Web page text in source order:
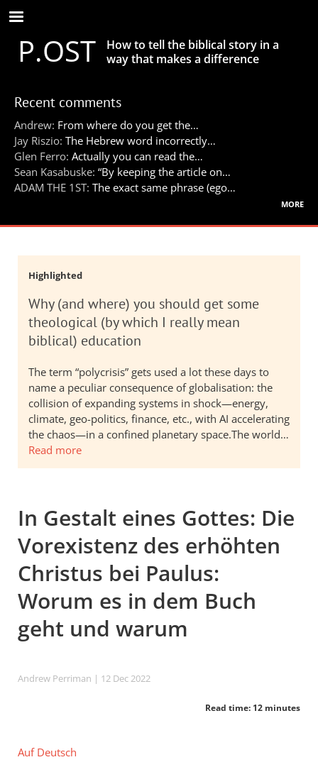
Skip
to
main
contentP.OST
How to tell the biblical story in a
way that makes a difference
Recent comments
Andrew: From where do you get the…
Jay Riszio: The Hebrew word incorrectly…
Glen Ferro: Actually you can read the…
Sean Kasabuske: “By keeping the article on…
ADAM THE 1ST: The exact same phrase (ego…
more
Highlighted
Why (and where) you should get some
theological (by which I really mean
biblical) education
The term “polycrisis” gets used a lot these days to
name a peculiar consequence of globalisation: the
collision of expanding systems in shock—energy,
climate, geo-politics, finance, etc., with AI accelerating
the chaos—in a confined planetary space.The world…
Read more
In Gestalt eines Gottes: Die
Vorexistenz des erhöhten
Christus bei Paulus:
Worum es in dem Buch
geht und warum
Andrew Perriman | 12 Dec 2022
Read time: 12 minutes
Auf Deutsch